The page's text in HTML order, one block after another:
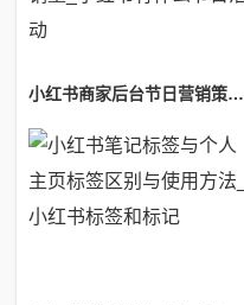
小红书商家后台节日营销策划抓住节点提升店铺销量_小红书有什么节日活动